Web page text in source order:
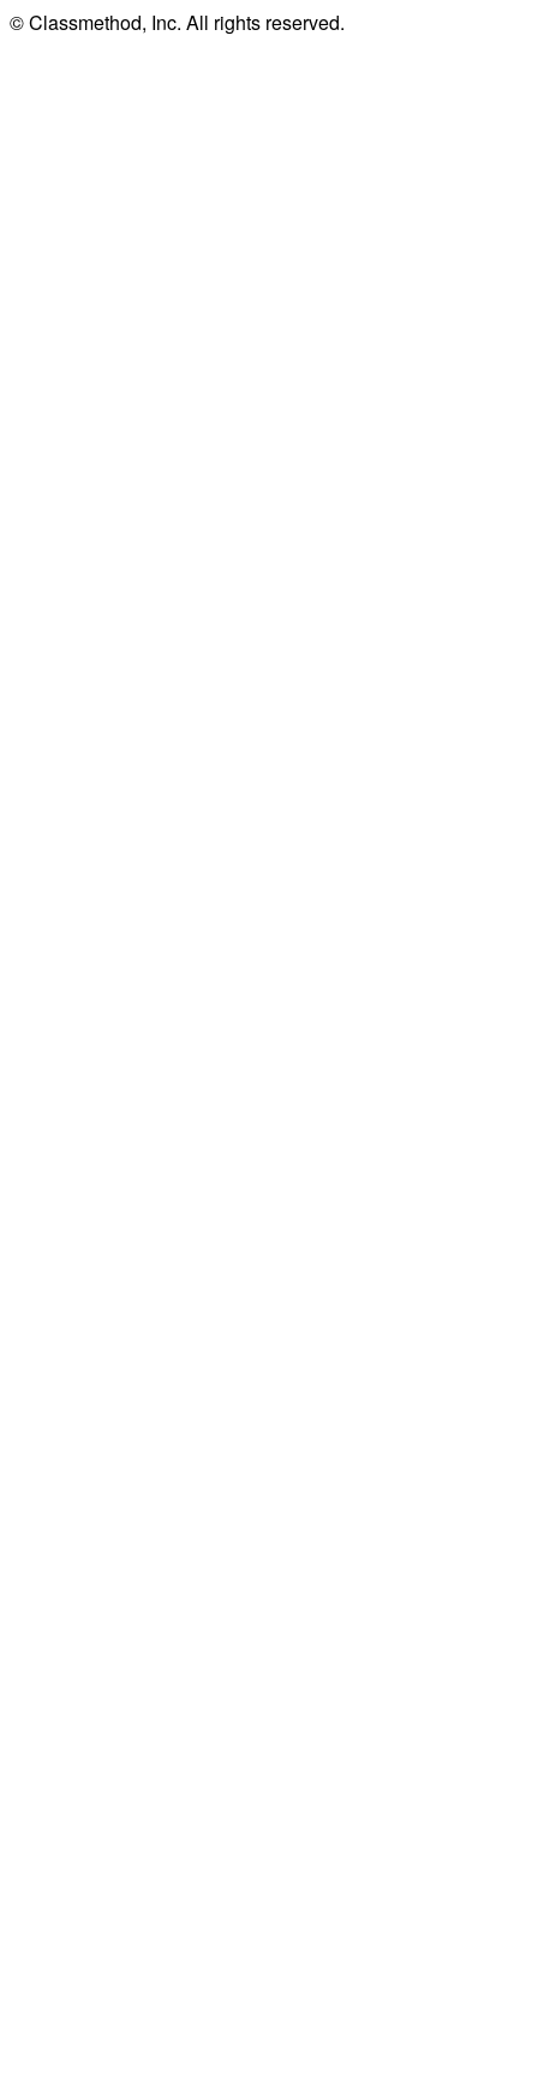
© Classmethod, Inc. All rights reserved.